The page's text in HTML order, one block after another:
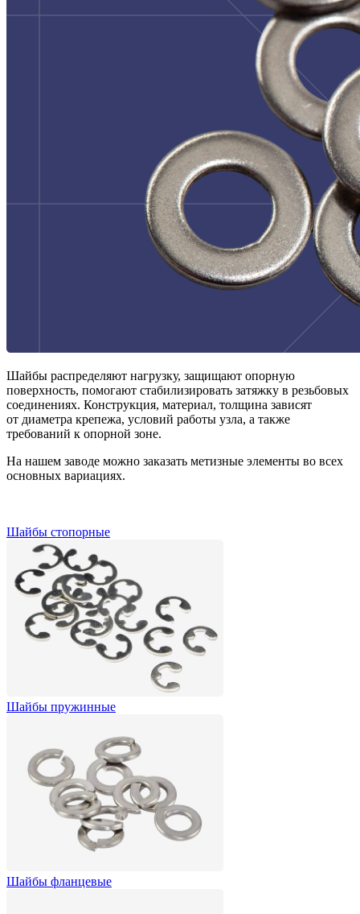
Шайбы распределяют нагрузку, защищают опорную
поверхность, помогают стабилизировать затяжку в резьбовых
соединениях. Конструкция, материал, толщина зависят
от диаметра крепежа, условий работы узла, а также
требований к опорной зоне.
На нашем заводе можно заказать метизные элементы во всех
основных вариациях.
Шайбы стопорные
Шайбы пружинные
Шайбы фланцевые